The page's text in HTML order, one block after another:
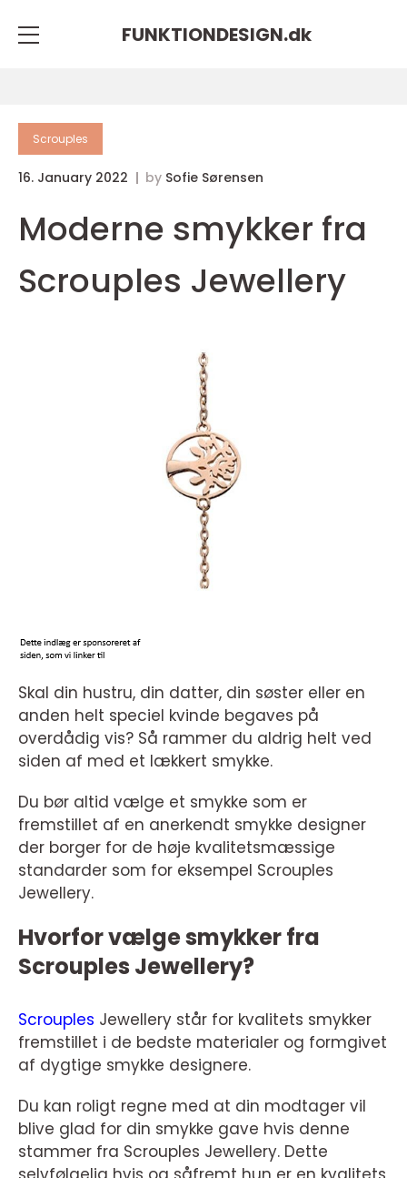
FUNKTIONDESIGN.dk
Scrouples
16. January 2022 by Sofie Sørensen
Moderne smykker fra
Scrouples Jewellery
Skal din hustru, din datter, din søster eller en
anden helt speciel kvinde begaves på
overdådig vis? Så rammer du aldrig helt ved
siden af med et lækkert smykke.
Du bør altid vælge et smykke som er
fremstillet af en anerkendt smykke designer
der borger for de høje kvalitetsmæssige
standarder som for eksempel Scrouples
Jewellery.
Hvorfor vælge smykker fra
Scrouples Jewellery?
Scrouples Jewellery står for kvalitets smykker
fremstillet i de bedste materialer og formgivet
af dygtige smykke designere.
Du kan roligt regne med at din modtager vil
blive glad for din smykke gave hvis denne
stammer fra Scrouples Jewellery. Dette